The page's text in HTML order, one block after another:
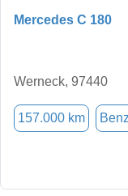
Mercedes C 180
Werneck, 97440
157.000 km